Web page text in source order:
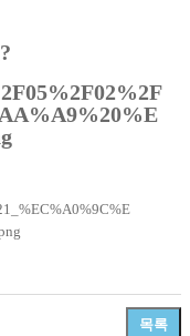
?
목록